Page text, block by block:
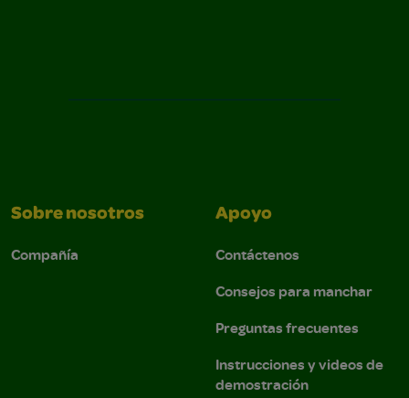
Sobre nosotros
Compañía
Apoyo
Contáctenos
Consejos para manchar
Preguntas frecuentes
Instrucciones y videos de
demostración